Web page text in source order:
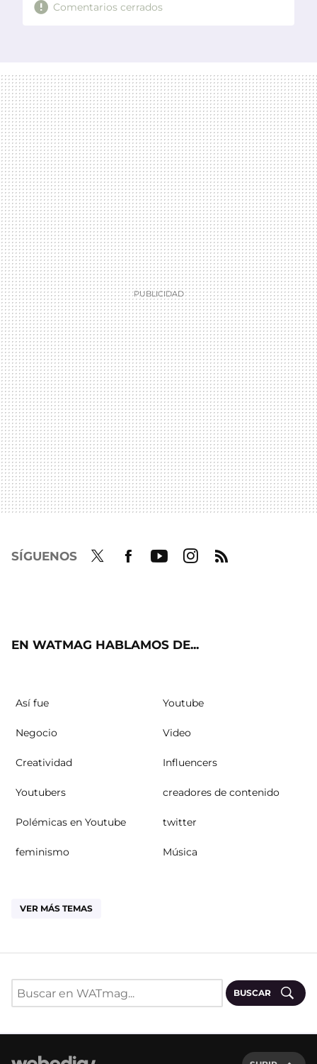
Comentarios cerrados
SÍGUENOS
EN WATMAG HABLAMOS DE...
Así fue Youtube
Negocio Video
Creatividad Influencers
Youtubers creadores de contenido
Polémicas en Youtube twitter
feminismo Música
VER MÁS TEMAS
BUSCAR